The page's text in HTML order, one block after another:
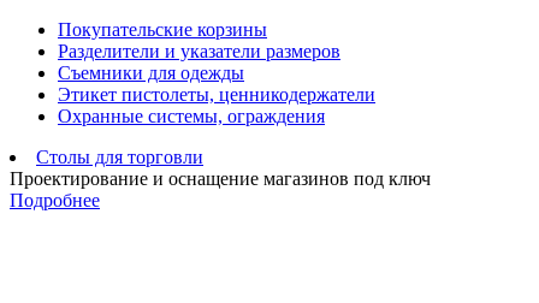
Покупательские корзины
Разделители и указатели размеров
Съемники для одежды
Этикет пистолеты, ценникодержатели
Охранные системы, ограждения
Столы для торговли
Проектирование и оснащение магазинов под ключ
Подробнее